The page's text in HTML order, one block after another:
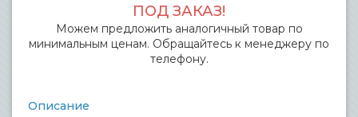
ПОД ЗАКАЗ!
Можем предложить аналогичный товар по
минимальным ценам. Обращайтесь к менеджеру по
телефону.
Описание